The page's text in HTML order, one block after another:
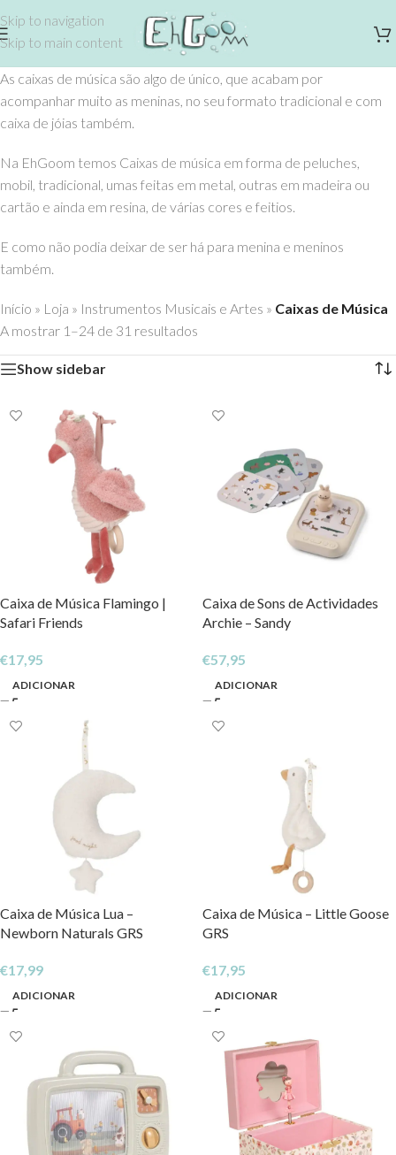
Skip to navigation
Skip to main content
As caixas de música são algo de único, que acabam por
acompanhar muito as meninas, no seu formato tradicional e com
caixa de jóias também.
Na EhGoom temos Caixas de música em forma de peluches,
mobil, tradicional, umas feitas em metal, outras em madeira ou
cartão e ainda em resina, de várias cores e feitios.
E como não podia deixar de ser há para menina e meninos
também.
Início » Loja » Instrumentos Musicais e Artes » Caixas de Música
A mostrar 1–24 de 31 resultados
Show sidebar
Caixa de Música Flamingo |
Safari Friends
€17,95
ADICIONAR
Caixa de Sons de Actividades
Archie – Sandy
€57,95
ADICIONAR
Caixa de Música Lua –
Newborn Naturals GRS
€17,99
ADICIONAR
Caixa de Música – Little Goose
GRS
€17,95
ADICIONAR